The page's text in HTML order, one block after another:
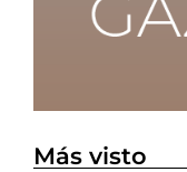
Más visto